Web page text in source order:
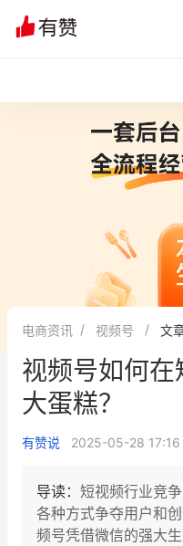
面对面聊增长
新零售大会
增长产品指南
电商资讯 视频号 文
视频号如何
大蛋糕？
有赞说 2025-05-28 17:16
导读： 短视频行业竞
各种方式争夺用户和
频号凭借微信的强大